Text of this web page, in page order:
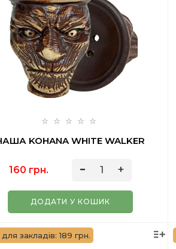
KOHANA WHITE WALKER
160 грн.
ДОДАТИ У КОШИК
закладів: 189 грн.